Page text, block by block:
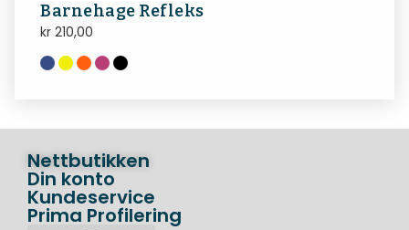
Barnehage Refleks
kr 210,00
Nettbutikken
Din konto
Kundeservice
Prima Profilering